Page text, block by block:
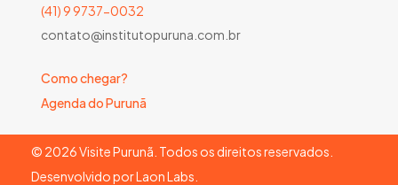
(41) 9 9737-0032
contato@institutopuruna.com.br
Como chegar?
Agenda do Purunã
© 2026Visite Purunã. Todos os direitos reservados.
Desenvolvido porLaon Labs